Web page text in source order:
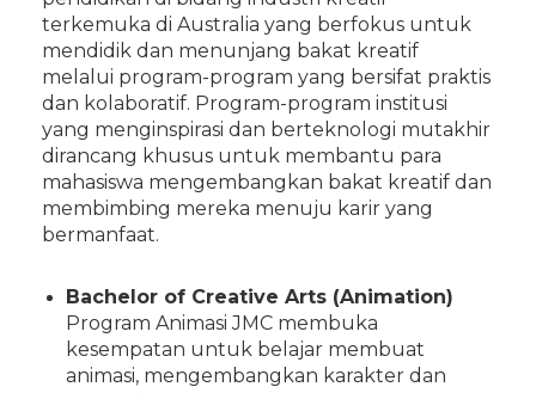
terkemuka di Australia yang berfokus untuk
mendidik dan menunjang bakat kreatif
melalui program-program yang bersifat praktis
dan kolaboratif. Program-program institusi
yang menginspirasi dan berteknologi mutakhir
dirancang khusus untuk membantu para
mahasiswa mengembangkan bakat kreatif dan
membimbing mereka menuju karir yang
bermanfaat.
Bachelor of Creative Arts (Animation)
Program Animasi JMC membuka
kesempatan untuk belajar membuat
animasi, mengembangkan karakter dan